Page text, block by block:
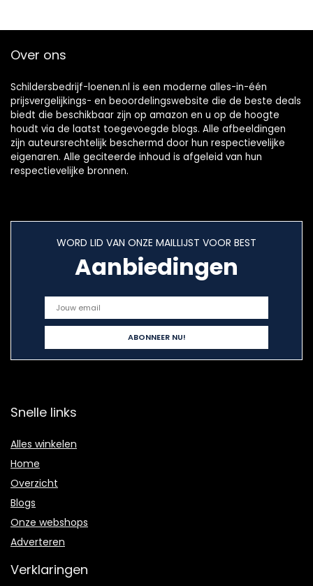
Over ons
Schildersbedrijf-loenen.nl is een moderne alles-in-één
prijsvergelijkings- en beoordelingswebsite die de beste deals
biedt die beschikbaar zijn op amazon en u op de hoogte
houdt via de laatst toegevoegde blogs. Alle afbeeldingen
zijn auteursrechtelijk beschermd door hun respectievelijke
eigenaren. Alle geciteerde inhoud is afgeleid van hun
respectievelijke bronnen.
WORD LID VAN ONZE MAILLIJST VOOR BEST
Aanbiedingen
Snelle links
Alles winkelen
Home
Overzicht
Blogs
Onze webshops
Adverteren
Verklaringen